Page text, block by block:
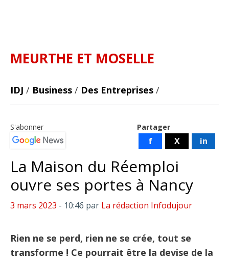
MEURTHE ET MOSELLE
IDJ / Business / Des Entreprises /
Partager
f X in
S'abonner
La Maison du Réemploi
ouvre ses portes à Nancy
3 mars 2023 - 10:46 par La rédaction Infodujour
Rien ne se perd, rien ne se crée, tout se
transforme ! Ce pourrait être la devise de la